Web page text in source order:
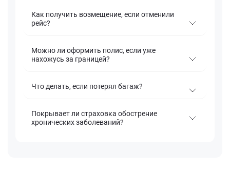
Как получить возмещение, если отменили
рейс?
Можно ли оформить полис, если уже
нахожусь за границей?
Что делать, если потерял багаж?
Покрывает ли страховка обострение
хронических заболеваний?